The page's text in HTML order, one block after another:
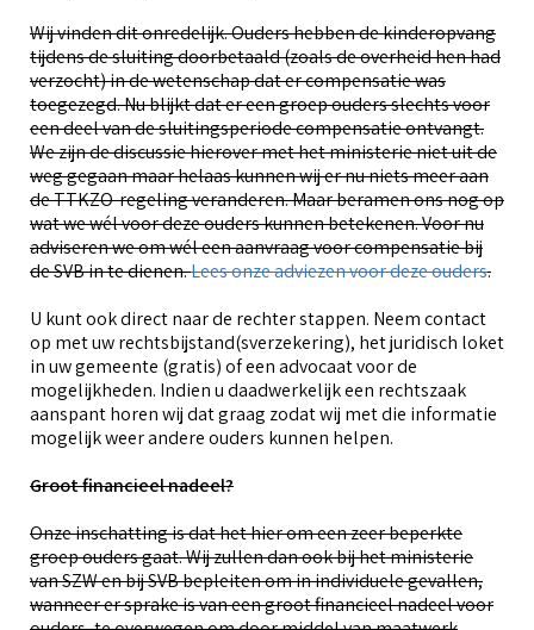
Wij vinden dit onredelijk. Ouders hebben de kinderopvang
tijdens de sluiting doorbetaald (zoals de overheid hen had
verzocht) in de wetenschap dat er compensatie was
toegezegd. Nu blijkt dat er een groep ouders slechts voor
een deel van de sluitingsperiode compensatie ontvangt.
We zijn de discussie hierover met het ministerie niet uit de
weg gegaan maar helaas kunnen wij er nu niets meer aan
de TTKZO-regeling veranderen. Maar beramen ons nog op
wat we wél voor deze ouders kunnen betekenen. Voor nu
adviseren we om wél een aanvraag voor compensatie bij
de SVB in te dienen.Lees onze adviezen voor deze ouders.
U kunt ook direct naar de rechter stappen. Neem contact
op met uw rechtsbijstand(sverzekering), het juridisch loket
in uw gemeente (gratis) of een advocaat voor de
mogelijkheden. Indien u daadwerkelijk een rechtszaak
aanspant horen wij dat graag zodat wij met die informatie
mogelijk weer andere ouders kunnen helpen.
Groot financieel nadeel?
Onze inschatting is dat het hier om een zeer beperkte
groep ouders gaat. Wij zullen dan ook bij het ministerie
van SZW en bij SVB bepleiten om in individuele gevallen,
wanneer er sprake is van een groot financieel nadeel voor